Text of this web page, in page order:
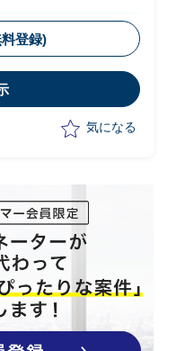
に向けて、現状は以下
グにおける要件整理
導
登録)
気になる